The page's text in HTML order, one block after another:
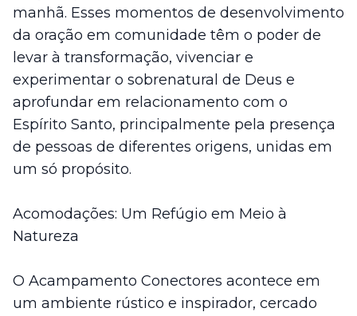
manhã. Esses momentos de desenvolvimento
da oração em comunidade têm o poder de
levar à transformação, vivenciar e
experimentar o sobrenatural de Deus e
aprofundar em relacionamento com o
Espírito Santo, principalmente pela presença
de pessoas de diferentes origens, unidas em
um só propósito.
Acomodações: Um Refúgio em Meio à
Natureza
O Acampamento Conectores acontece em
um ambiente rústico e inspirador, cercado